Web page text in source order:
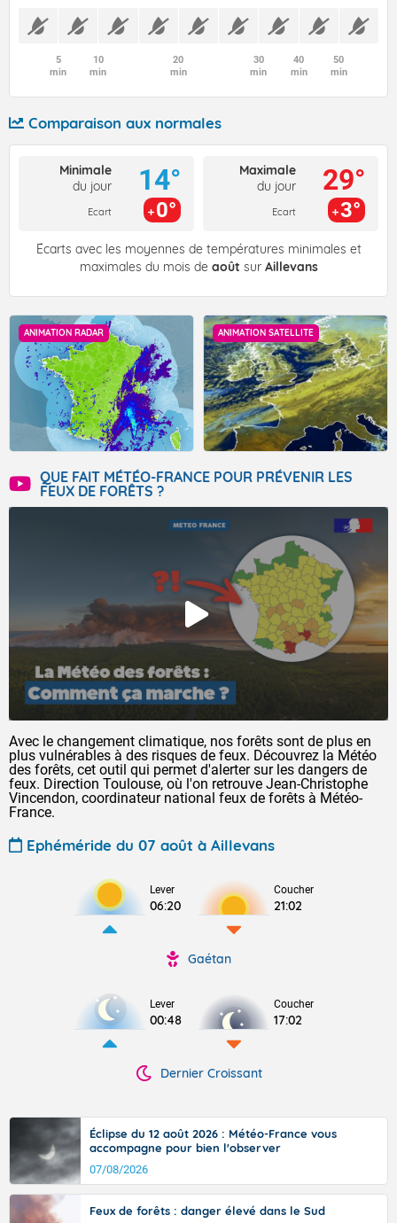
5
min
10
min
20
min
30
min
40
min
50
min
Comparaison aux normales
Minimale
du jour
Ecart
14°
0°
Maximale
du jour
Ecart
29°
3°
Écarts avec les moyennes de températures minimales et
maximales du mois de août sur Aillevans
ANIMATION RADAR ANIMATION SATELLITE
QUE FAIT MÉTÉO-FRANCE POUR PRÉVENIR LES
FEUX DE FORÊTS ?
Avec le changement climatique, nos forêts sont de plus en
plus vulnérables à des risques de feux. Découvrez la Météo
des forêts, cet outil qui permet d'alerter sur les dangers de
feux. Direction Toulouse, où l'on retrouve Jean-Christophe
Vincendon, coordinateur national feux de forêts à Météo-
France.
Ephéméride du 07 août à Aillevans
Lever
06:20
Coucher
21:02
Gaétan
Lever
00:48
Coucher
17:02
Dernier Croissant
Éclipse du 12 août 2026 : Météo-France vous
accompagne pour bien l'observer
07/08/2026
Feux de forêts : danger élevé dans le Sud